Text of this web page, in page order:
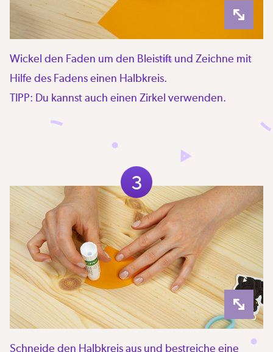
Wickel den Faden um den Bleistift und Zeichne mit
Hilfe des Fadens einen Halbkreis.
TIPP: Du kannst auch einen Zirkel verwenden.
3
Schneide den Halbkreis aus und bestreiche eine